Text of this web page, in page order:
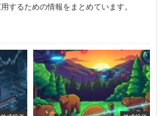
するための情報をまとめています。